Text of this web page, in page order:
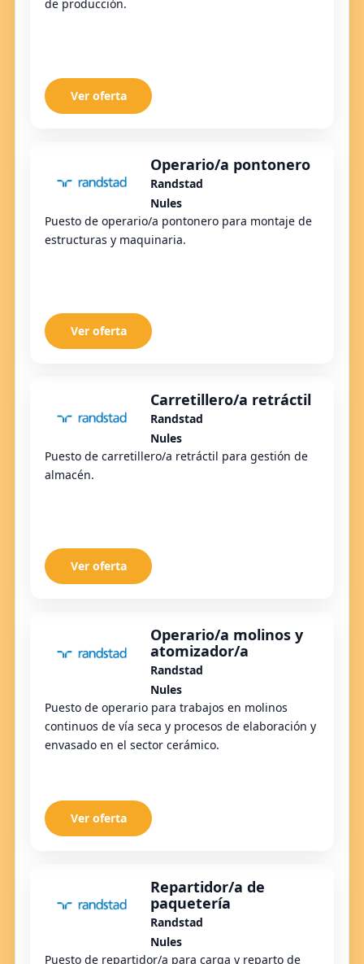
de producción.
Ver oferta
Operario/a pontonero
Randstad
Nules
Puesto de operario/a pontonero para montaje de
estructuras y maquinaria.
Ver oferta
Carretillero/a retráctil
Randstad
Nules
Puesto de carretillero/a retráctil para gestión de
almacén.
Ver oferta
Operario/a molinos y
atomizador/a
Randstad
Nules
Puesto de operario para trabajos en molinos
continuos de vía seca y procesos de elaboración y
envasado en el sector cerámico.
Ver oferta
Repartidor/a de
paquetería
Randstad
Nules
Puesto de repartidor/a para carga y reparto de